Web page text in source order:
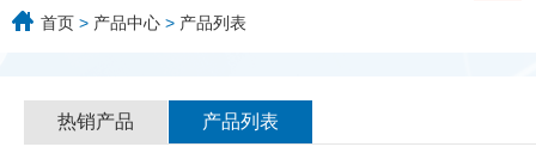
首页 > 产品中心 > 产品列表
热销产品 产品列表